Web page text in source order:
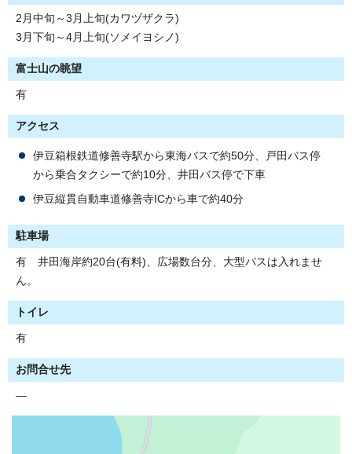
2月中旬～3月上旬(カワヅザクラ)
3月下旬～4月上旬(ソメイヨシノ)
富士山の眺望
有
アクセス
伊豆箱根鉄道修善寺駅から東海バスで約50分、戸田バス停
から乗合タクシーで約10分、井田バス停で下車
伊豆縦貫自動車道修善寺ICから車で約40分
駐車場
有 井田海岸約20台(有料)、広場数台分、大型バスは入れませ
ん。
トイレ
有
お問合せ先
―